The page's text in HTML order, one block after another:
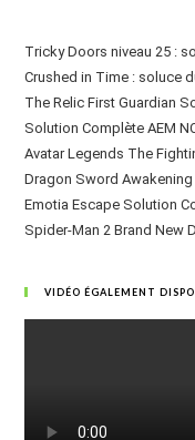
Tricky Doors niveau 25 :
Crushed in Time : soluce
The Relic First Guardian
Solution Complète AEM
Avatar Legends The
Dragon Sword
Emotia Escape Solution
Spider-Man 2 Brand New
VIDÉO ÉGALEMENT